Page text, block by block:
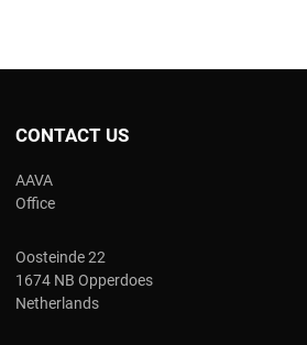
CONTACT US
AAVA
Office
Oosteinde 22
1674 NB Opperdoes
Netherlands